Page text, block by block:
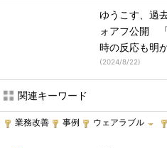
ゆうこす、過
ォアフ公開
時の反応も明
(2024/8/22)
関連キーワード
業務改善 事例 ウェアラブル